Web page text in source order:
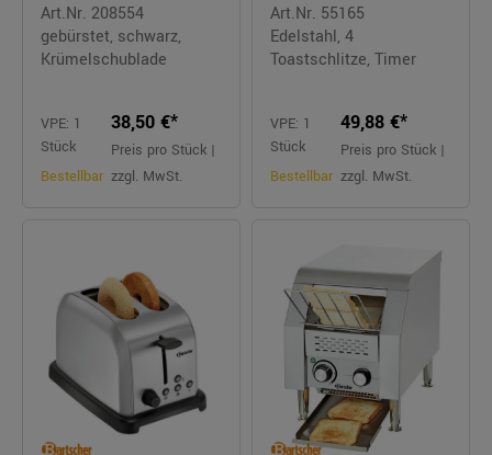
Art.Nr. 208554
gebürstet, schwarz,
Krümelschublade
VPE: 1
Stück
Bestellbar
38,50 €*
Preis pro Stück |
zzgl. MwSt.
Art.Nr. 55165
Edelstahl, 4
Toastschlitze, Timer
VPE: 1
Stück
Bestellbar
49,88 €*
Preis pro Stück |
zzgl. MwSt.